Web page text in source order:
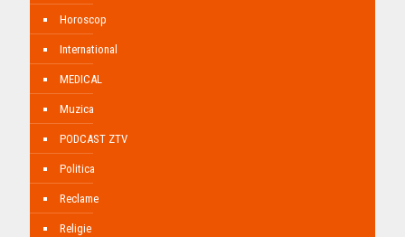
Horoscop
International
MEDICAL
Muzica
PODCAST ZTV
Politica
Reclame
Religie